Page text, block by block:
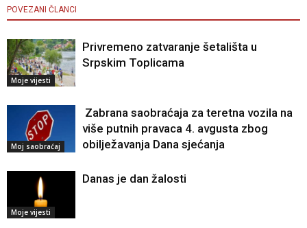
POVEZANI ČLANCI
Moje vijesti
Privremeno zatvaranje šetališta u
Srpskim Toplicama
Moj saobraćaj
Zabrana saobraćaja za teretna vozila na
više putnih pravaca 4. avgusta zbog
obilježavanja Dana sjećanja
Moje vijesti
Danas je dan žalosti